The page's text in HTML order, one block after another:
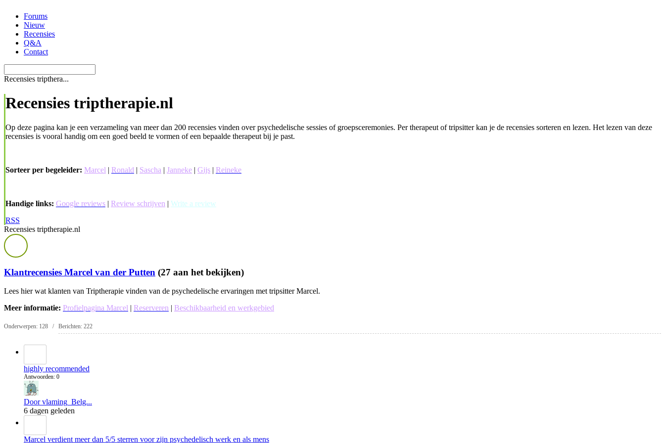
naar
inhoud
Forums
Nieuw
Recensies
Q&A
Contact
Recensies tripthera...
Recensies triptherapie.nl
Op deze pagina kan je een verzameling van meer dan 200 recensies vinden over psychedelische sessies of groepsceremonies. Per therapeut of tripsitter kan je de recensies sorteren en lezen. Het lezen van deze
recensies is vooral handig om een goed beeld te vormen of een bepaalde therapeut bij je past.
Sorteer per begeleider: Marcel | Ronald | Sascha | Janneke | Gijs | Reineke
Handige links: Google reviews | Review schrijven | Write a review
RSS
Recensies triptherapie.nl
Klantrecensies Marcel van der Putten (27 aan het bekijken)
Lees hier wat klanten van Triptherapie vinden van de psychedelische ervaringen met tripsitter Marcel.
Meer informatie: Profielpagina Marcel | Reserveren | Beschikbaarheid en werkgebied
Onderwerpen: 128 / Berichten: 222
highly recommended
Antwoorden: 0
Door vlaming_Belg...
6 dagen geleden
Marcel verdient meer dan 5/5 sterren voor zijn psychedelisch werk en als mens